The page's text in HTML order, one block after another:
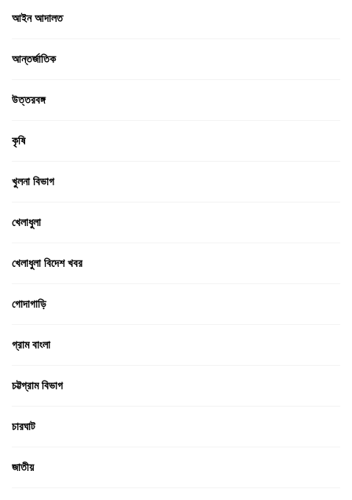
আইন আদালত
আন্তর্জাতিক
উত্তরবঙ্গ
কৃষি
খুলনা বিভাগ
খেলাধুলা
খেলাধুলা বিদেশ খবর
গোদাগাড়ি
গ্রাম বাংলা
চট্টগ্রাম বিভাগ
চারঘাট
জাতীয়